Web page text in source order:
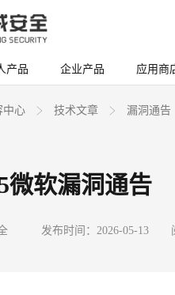
产品 企业产品 应用商
中心 技术文章 漏洞通告
微软漏洞通告
发布时间：2026-05-13